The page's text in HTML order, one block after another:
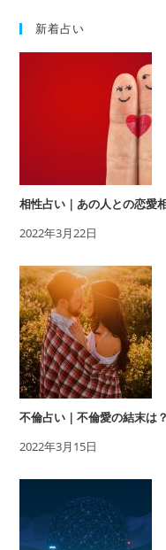
新着占い
相性占い｜あの人との恋愛
2022年3月22日
不倫占い｜不倫愛の結末は
2022年3月15日